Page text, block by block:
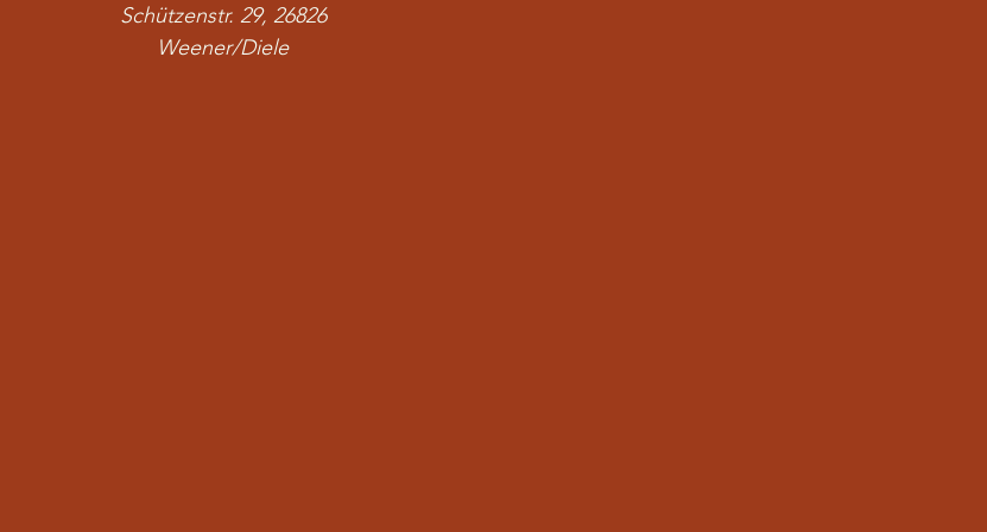
Schützenstr. 29, 26826
Weener/Diele